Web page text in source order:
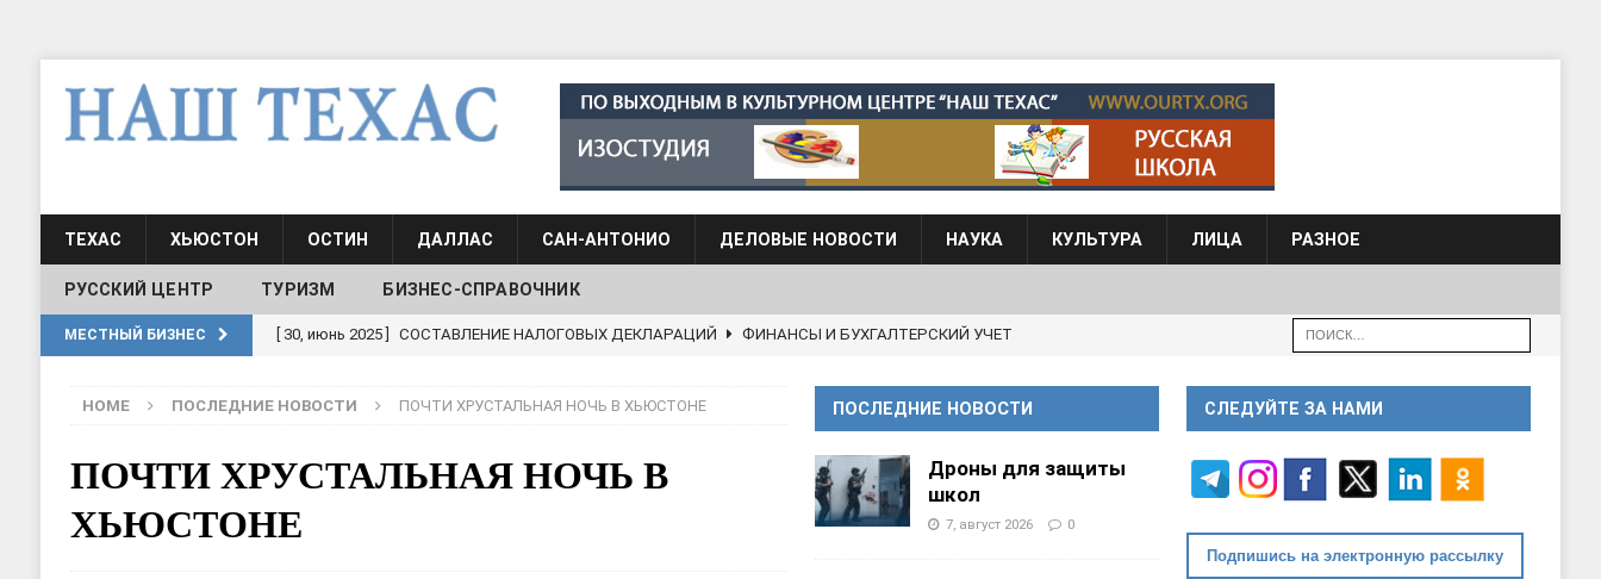
ТЕХАС ХЬЮСТОН ОСТИН ДАЛЛАС САН-АНТОНИО ДЕЛОВЫЕ НОВОСТИ НАУКА КУЛЬТУРА ЛИЦА РАЗНОЕ
РУССКИЙ ЦЕНТР ТУРИЗМ БИЗНЕС-СПРАВОЧНИК
МЕСТНЫЙ БИЗНЕС [ 30, июнь 2025 ] СОСТАВЛЕНИЕ НАЛОГОВЫХ ДЕКЛАРАЦИЙ ФИНАНСЫ И БУХГАЛТЕРСКИЙ УЧЕТ
ШКОЛЫ И ДЕТСКИЕ САДЫ
Школа русского языка при культурном центре “Наш Техас” ШКОЛЫ И
[ 17, июнь 2026 ]
HOME ПОСЛЕДНИЕ НОВОСТИ ПОЧТИ ХРУСТАЛЬНАЯ НОЧЬ В ХЬЮСТОНЕ
ПОЧТИ ХРУСТАЛЬНАЯ НОЧЬ В
ХЬЮСТОНЕ
ПОСЛЕДНИЕ НОВОСТИ
Дроны для защиты
школ
7, август 2026 0
СЛЕДУЙТЕ ЗА НАМИ
Подпишись на электронную рассылку